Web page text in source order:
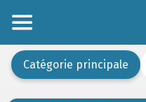
Catégorie principale